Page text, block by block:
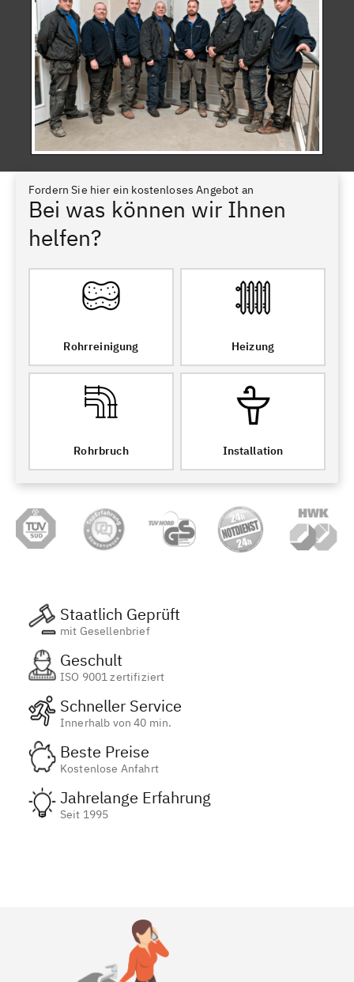
Fordern Sie hier ein kostenloses Angebot an
Bei was können wir Ihnen
helfen?
Rohrreinigung Heizung
Rohrbruch Installation
Staatlich Geprüft
mit Gesellenbrief
Geschult
ISO 9001 zertifiziert
Schneller Service
Innerhalb von 40 min.
Beste Preise
Kostenlose Anfahrt
Jahrelange Erfahrung
Seit 1995